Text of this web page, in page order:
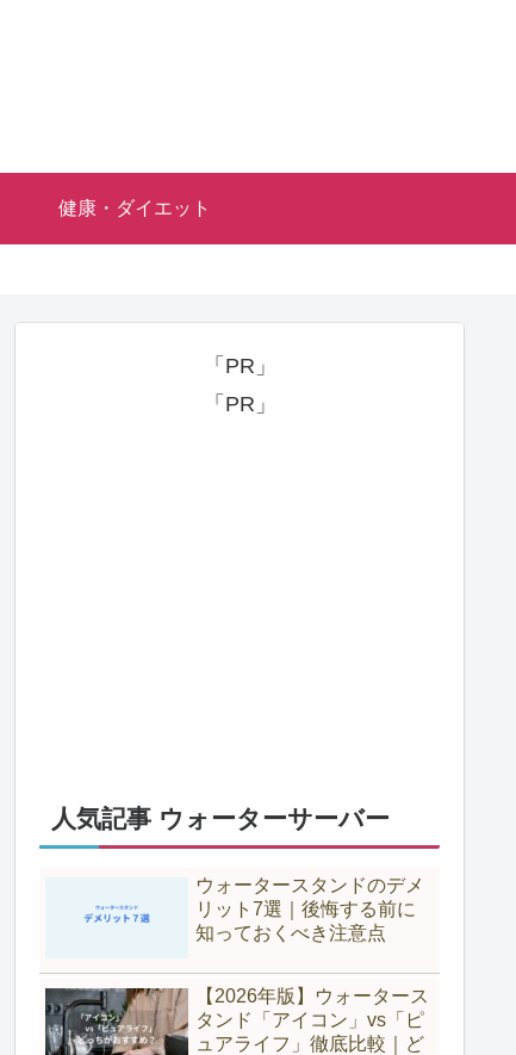
健康・ダイエット
「PR」
「PR」
人気記事 ウォーターサーバー
ウォータースタンドのデメ
リット7選｜後悔する前に
知っておくべき注意点
【2026年版】ウォータース
タンド「アイコン」vs「ピ
ュアライフ」徹底比較｜ど